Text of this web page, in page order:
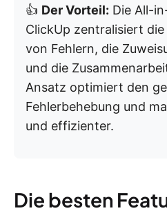
👍 Der Vorteil: Die All-
ClickUp zentralisiert
von Fehlern, die
und die
Ansatz optimiert den
Fehlerbehebung und
und effizienter.
Die besten